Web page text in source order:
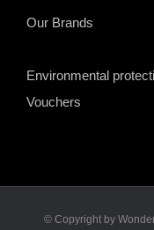
Our Brands
Environmental
Vouchers
© Copyright by